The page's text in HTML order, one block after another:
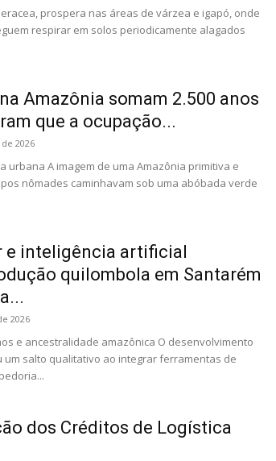
prospera nas áreas de várzea e igapó, onde
respirar em solos periodicamente alagados
Amazônia somam 2.500 anos
que a ocupação...
2026
urbana A imagem de uma Amazônia primitiva e
nômades caminhavam sob uma abóbada verde
e inteligência artificial
quilombola em Santarém
2026
e ancestralidade amazônica O desenvolvimento
salto qualitativo ao integrar ferramentas de
dos Créditos de Logística